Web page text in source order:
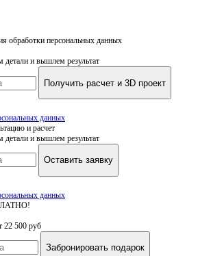
обработки персональных данных
и вышлем результат
Получить расчет и 3D проект
данных
и расчет
и вышлем результат
Оставить заявку
данных
22 500 руб
Забронировать подарок